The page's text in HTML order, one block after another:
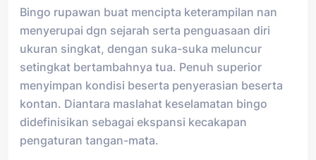
Bingo rupawan buat mencipta keterampilan nan
menyerupai dgn sejarah serta penguasaan diri
ukuran singkat, dengan suka-suka meluncur
setingkat bertambahnya tua. Penuh superior
menyimpan kondisi beserta penyerasian beserta
kontan. Diantara maslahat keselamatan bingo
didefinisikan sebagai ekspansi kecakapan
pengaturan tangan-mata.